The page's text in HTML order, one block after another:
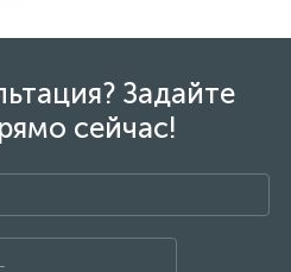
Задайте
сейчас!